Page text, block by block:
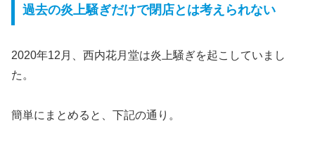
過去の炎上騒ぎだけで閉店とは考えられない
2020年12月、西内花月堂は炎上騒ぎを起こしていまし
た。
簡単にまとめると、下記の通り。